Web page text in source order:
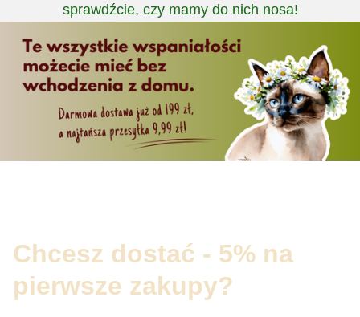
sprawdźcie, czy mamy do nich nosa!
Chcesz dostać - 5% na
pierwsze zakupy?